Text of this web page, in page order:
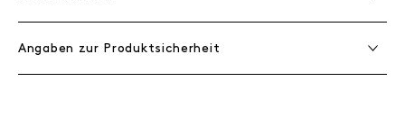
Angaben zur Produktsicherheit